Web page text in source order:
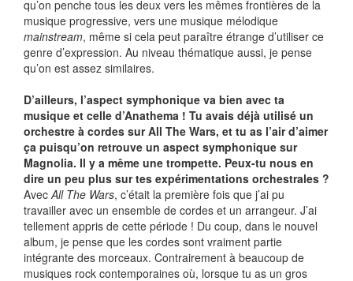
qu’on penche tous les deux vers les mêmes frontières de la
musique progressive, vers une musique mélodique
mainstream, même si cela peut paraître étrange d’utiliser ce
genre d’expression. Au niveau thématique aussi, je pense
qu’on est assez similaires.
D’ailleurs, l’aspect symphonique va bien avec ta
musique et celle d’Anathema ! Tu avais déjà utilisé un
orchestre à cordes sur All The Wars, et tu as l’air d’aimer
ça puisqu’on retrouve un aspect symphonique sur
Magnolia. Il y a même une trompette. Peux-tu nous en
dire un peu plus sur tes expérimentations orchestrales ?
AvecAll The Wars, c’était la première fois que j’ai pu
travailler avec un ensemble de cordes et un arrangeur. J’ai
tellement appris de cette période ! Du coup, dans le nouvel
album, je pense que les cordes sont vraiment partie
intégrante des morceaux. Contrairement à beaucoup de
musiques rock contemporaines où, lorsque tu as un gros